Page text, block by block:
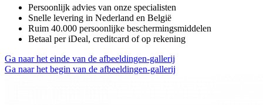
Persoonlijk advies van onze specialisten
Snelle levering in Nederland en België
Ruim 40.000 persoonlijke beschermingsmiddelen
Betaal per iDeal, creditcard of op rekening
Ga naar het einde van de afbeeldingen-gallerij
Ga naar het begin van de afbeeldingen-gallerij